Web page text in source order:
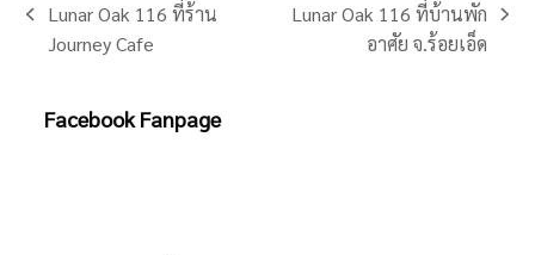
previous
post:
Lunar Oak 116 ที่ร้าน
Journey Cafe
next
Lunar Oak 116 ที่บ้านพัก
อาศัย จ.ร้อยเอ็ด
Facebook Fanpage